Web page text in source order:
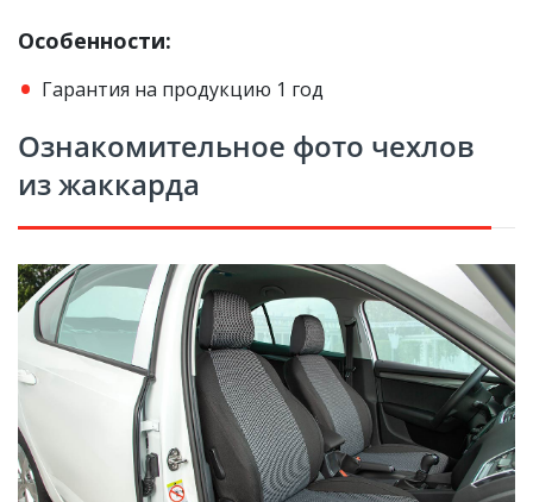
Особенности:
Гарантия на продукцию 1 год
Ознакомительное фото чехлов
из жаккарда